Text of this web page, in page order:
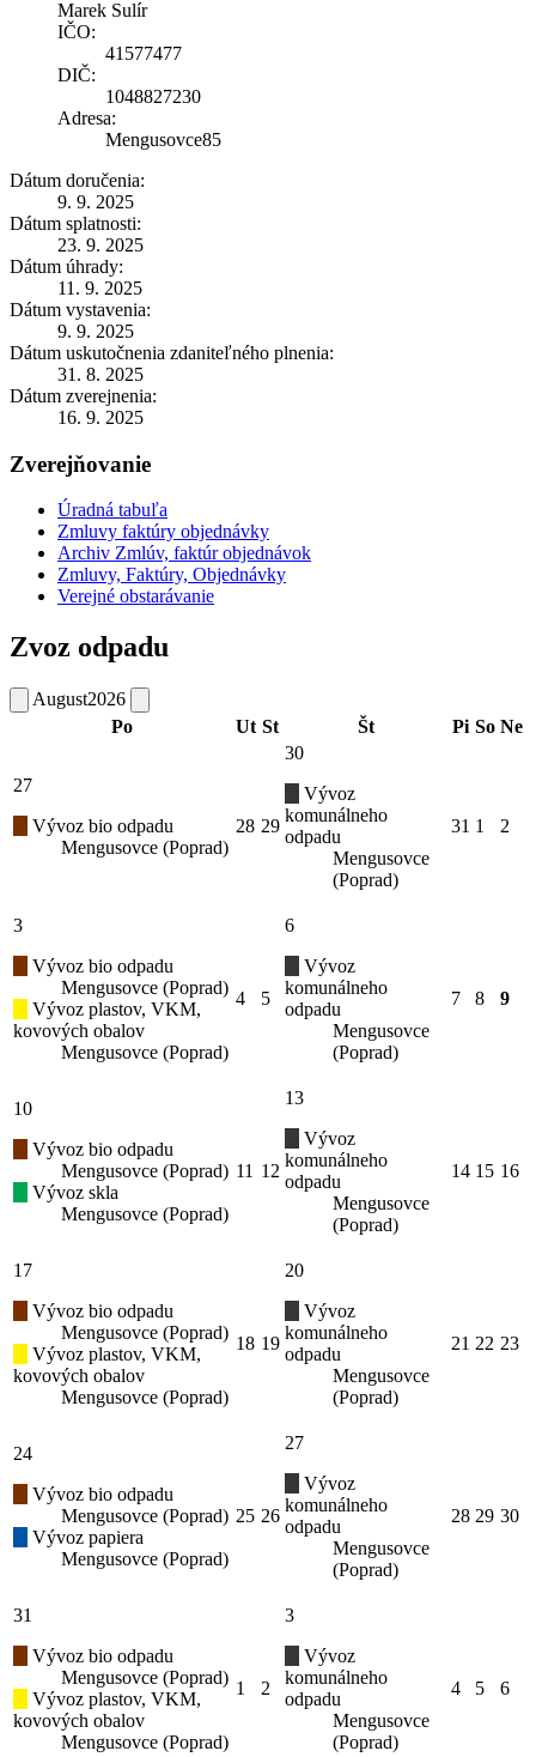
Marek Sulír
IČO:
41577477
DIČ:
1048827230
Adresa:
Mengusovce85
Dátum doručenia:
9. 9. 2025
Dátum splatnosti:
23. 9. 2025
Dátum úhrady:
11. 9. 2025
Dátum vystavenia:
9. 9. 2025
Dátum uskutočnenia zdaniteľného plnenia:
31. 8. 2025
Dátum zverejnenia:
16. 9. 2025
Zverejňovanie
Úradná tabuľa
Zmluvy faktúry objednávky
Archiv Zmlúv, faktúr objednávok
Zmluvy, Faktúry, Objednávky
Verejné obstarávanie
Zvoz odpadu
August2026
Po
Ut St Št Pi So Ne
27
Vývoz bio odpadu
Mengusovce (Poprad)
28 29
30
Vývoz
komunálneho
odpadu
Mengusovce
(Poprad)
31 1 2
3
Vývoz bio odpadu
Mengusovce (Poprad)
Vývoz plastov, VKM,
kovových obalov
Mengusovce (Poprad)
4 5
6
Vývoz
komunálneho
odpadu
Mengusovce
(Poprad)
7 8 9
10
Vývoz bio odpadu
Mengusovce (Poprad)
Vývoz skla
Mengusovce (Poprad)
11 12
13
Vývoz
komunálneho
odpadu
Mengusovce
(Poprad)
14 15 16
17
Vývoz bio odpadu
Mengusovce (Poprad)
Vývoz plastov, VKM,
kovových obalov
Mengusovce (Poprad)
18 19
20
Vývoz
komunálneho
odpadu
Mengusovce
(Poprad)
21 22 23
24
Vývoz bio odpadu
Mengusovce (Poprad)
Vývoz papiera
Mengusovce (Poprad)
25 26
27
Vývoz
komunálneho
odpadu
Mengusovce
(Poprad)
28 29 30
31
Vývoz bio odpadu
Mengusovce (Poprad)
Vývoz plastov, VKM,
kovových obalov
Mengusovce (Poprad)
1 2
3
Vývoz
komunálneho
odpadu
Mengusovce
(Poprad)
4 5 6